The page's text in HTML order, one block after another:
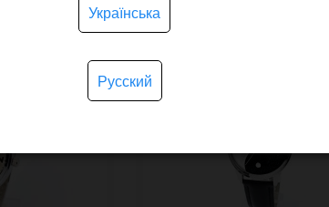
Українська
Русский